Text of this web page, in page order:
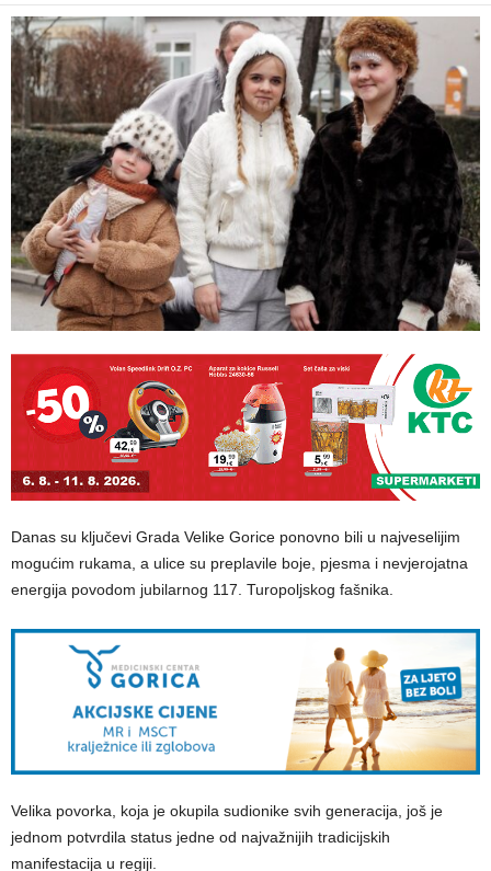
Danas su ključevi Grada Velike Gorice ponovno bili u najveselijim
mogućim rukama, a ulice su preplavile boje, pjesma i nevjerojatna
energija povodom jubilarnog 117. Turopoljskog fašnika.
Velika povorka, koja je okupila sudionike svih generacija, još je
jednom potvrdila status jedne od najvažnijih tradicijskih
manifestacija u regiji.